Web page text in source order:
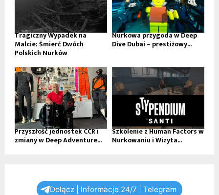
Tragiczny Wypadek na
Malcie: Śmierć Dwóch
Polskich Nurków
Nurkowa przygoda w Deep
Dive Dubai – prestiżowy...
Przyszłość jednostek CCR i
zmiany w Deep Adventure...
Szkolenie z Human Factors w
Nurkowaniu i Wizyta...
Dołącz | Informacje 24/7 | Telegram